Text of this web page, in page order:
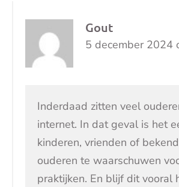
Gout
5 december 2024
Inderdaad zitten veel
internet. In dat geval is het
kinderen, vrienden of
ouderen te waarschuwen
praktijken. En blijf dit vooral